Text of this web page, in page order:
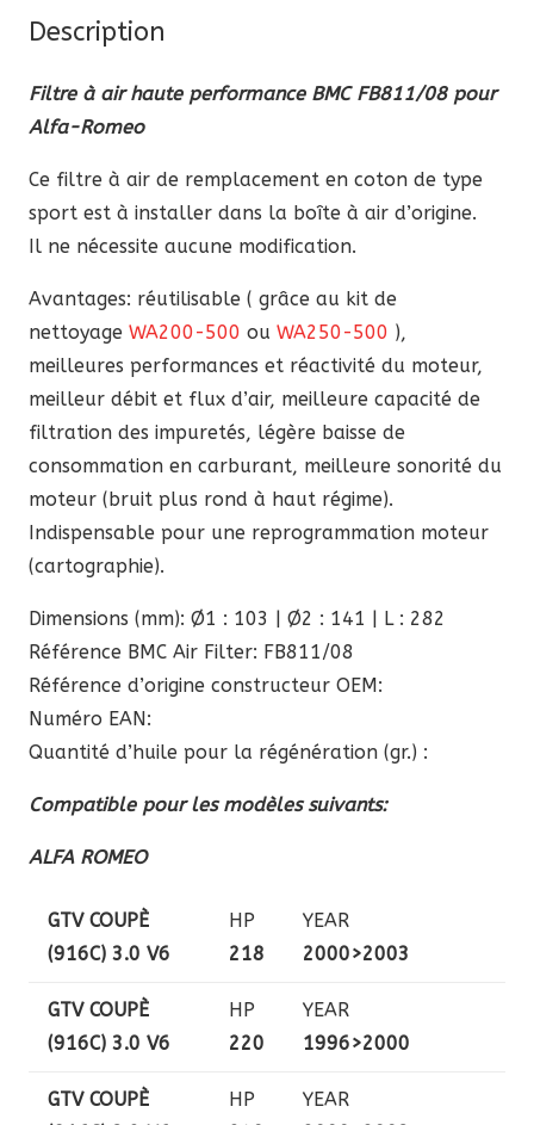
performance
FB811/08
pour
Description
Filtre à air haute performance BMC FB811/08 pour
Alfa-Romeo
Ce filtre à air de remplacement en coton de type
sport est à installer dans la boîte à air d’origine.
Il ne nécessite aucune modification.
Avantages: réutilisable ( grâce au kit de
nettoyage WA200-500 ou WA250-500 ),
meilleures performances et réactivité du moteur,
meilleur débit et flux d’air, meilleure capacité de
filtration des impuretés, légère baisse de
consommation en carburant, meilleure sonorité du
moteur (bruit plus rond à haut régime).
Indispensable pour une reprogrammation moteur
(cartographie).
Dimensions (mm): Ø1 : 103 | Ø2 : 141 | L : 282
Référence BMC Air Filter: FB811/08
Référence d’origine constructeur OEM:
Numéro EAN:
Quantité d’huile pour la régénération (gr.) :
Compatible pour les modèles suivants:
ALFA ROMEO
GTV COUPÈ
(916C) 3.0 V6
HP
218
YEAR
2000>2003
GTV COUPÈ
(916C) 3.0 V6
HP
220
YEAR
1996>2000
GTV COUPÈ
HP
YEAR